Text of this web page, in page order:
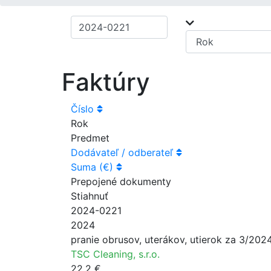
Faktúry
Číslo
Rok
Predmet
Dodávateľ / odberateľ
Suma (€)
Prepojené dokumenty
Stiahnuť
2024-0221
2024
pranie obrusov, uterákov, utierok za 3/
TSC Cleaning, s.r.o.
22.2 €